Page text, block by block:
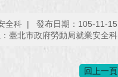
全科
發布日期：105-11-15
臺北市政府勞動局就業安全科
回上一頁